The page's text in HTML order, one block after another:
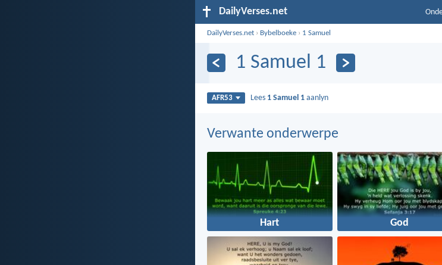
DailyVerses.net
DailyVerses.net › Bybelboeke › 1 Samuel
1 Samuel 1
AFR53 Lees 1 Samuel 1 aanlyn
Verwante onderwerpe
Hart God